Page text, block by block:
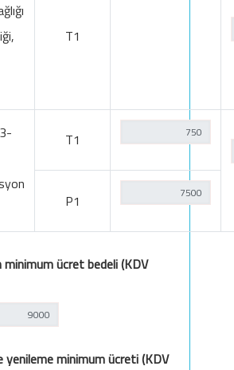
T1
T1
P1
minimum ücret bedeli (KDV
yenileme minimum ücreti (KDV